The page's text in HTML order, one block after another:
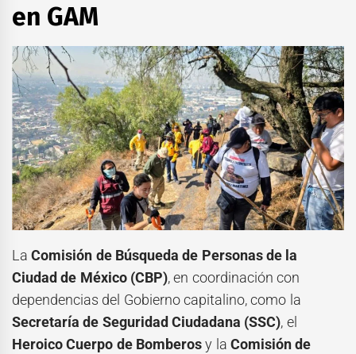
en GAM
LaComisión de Búsqueda de Personas de la
Ciudad de México (CBP), en coordinación con
dependencias del Gobierno capitalino, como la
Secretaría de Seguridad Ciudadana (SSC), el
Heroico Cuerpo de Bomberosy la Comisión de